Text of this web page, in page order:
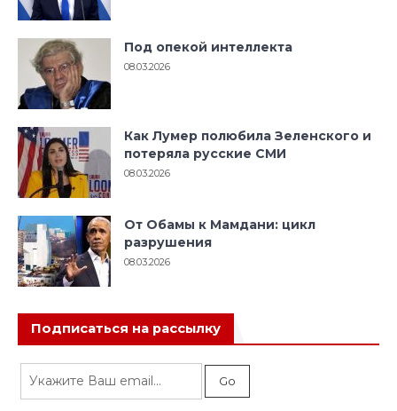
Под опекой интеллекта
08.03.2026
Как Лумер полюбила Зеленского и
потеряла русские СМИ
08.03.2026
От Обамы к Мамдани: цикл
разрушения
08.03.2026
Подписаться на рассылку